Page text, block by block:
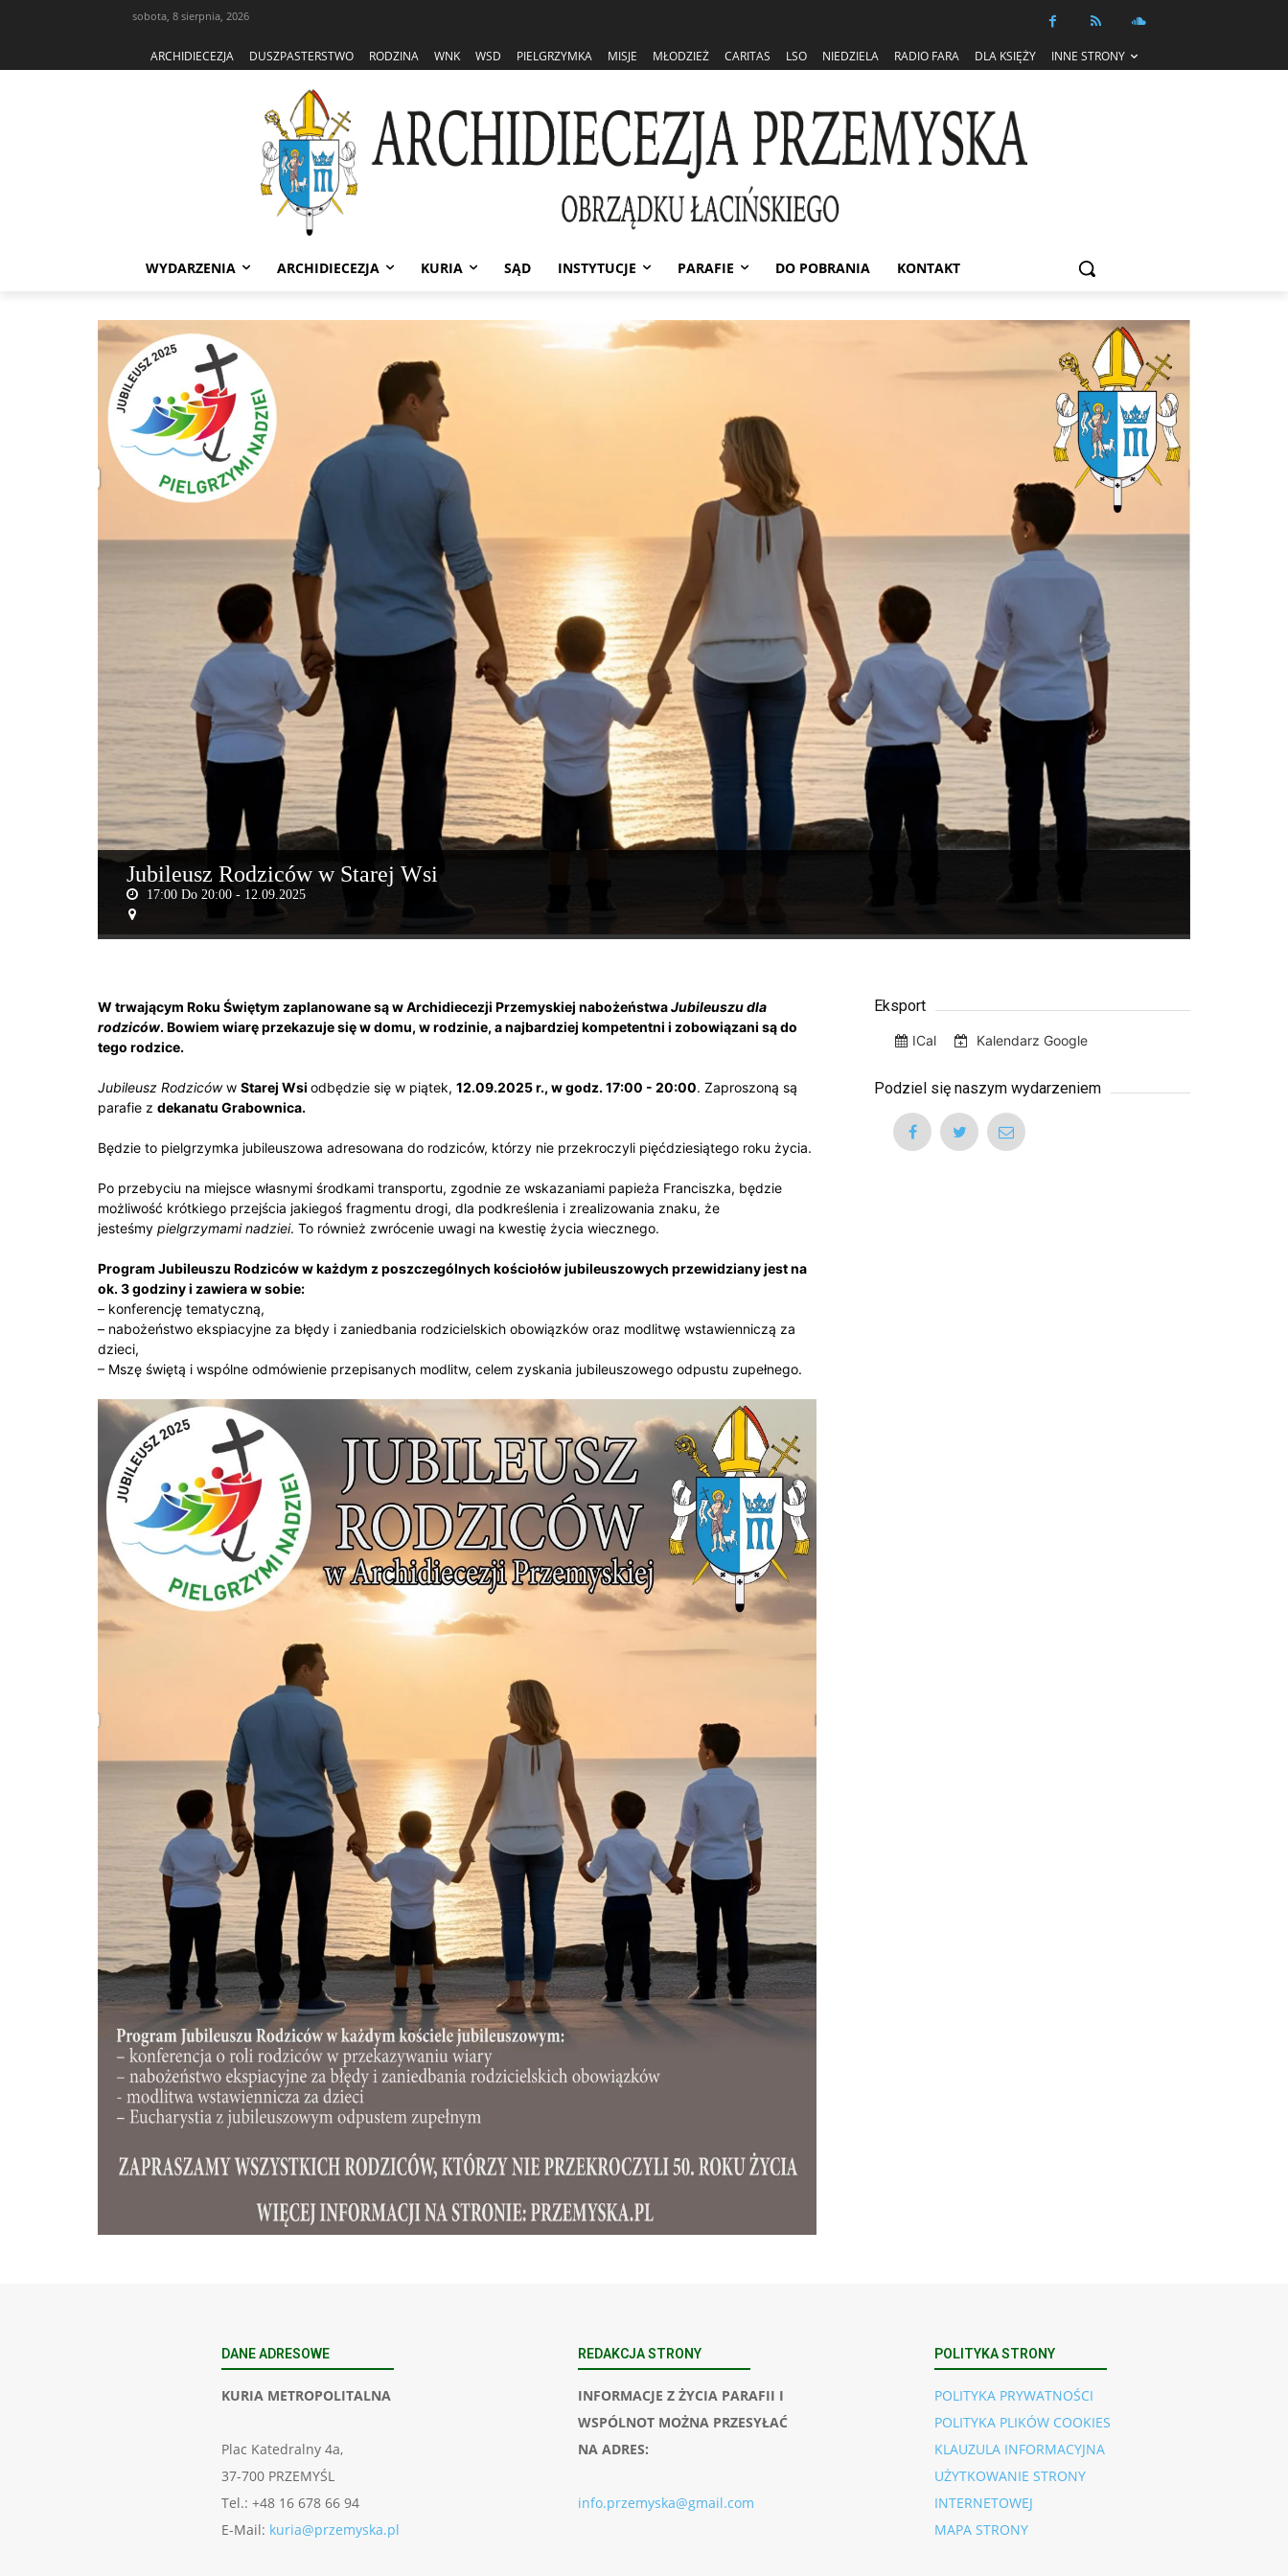
sobota, 8 sierpnia, 2026
ARCHIDIECEZJA DUSZPASTERSTWO RODZINA WNK WSD PIELGRZYMKA MISJE MŁODZIEŻ CARITAS LSO NIEDZIELA RADIO FARA DLA KSIĘŻY INNE STRONY
WYDARZENIA ARCHIDIECEZJA KURIA SĄD INSTYTUCJE PARAFIE DO POBRANIA KONTAKT
Jubileusz Rodziców w Starej Wsi
17:00 Do 20:00 - 12.09.2025
W trwającym Roku Świętym zaplanowane są w Archidiecezji Przemyskiej nabożeństwaJubileuszu dla
rodziców. Bowiem wiarę przekazuje się w domu, w rodzinie, a najbardziej kompetentni i zobowiązani są do
tego rodzice.
Jubileusz Rodzicóww Starej Wsi odbędzie się w piątek, 12.09.2025 r., w godz. 17:00 - 20:00. Zaproszoną są
parafie z dekanatu Grabownica.
Będzie to pielgrzymka jubileuszowa adresowana do rodziców, którzy nie przekroczyli pięćdziesiątego roku życia.
Po przebyciu na miejsce własnymi środkami transportu, zgodnie ze wskazaniami papieża Franciszka, będzie
możliwość krótkiego przejścia jakiegoś fragmentu drogi, dla podkreślenia i zrealizowania znaku, że
jesteśmy pielgrzymami nadziei. To również zwrócenie uwagi na kwestię życia wiecznego.
Program Jubileuszu Rodziców w każdym z poszczególnych kościołów jubileuszowych przewidziany jest na
ok. 3 godziny i zawiera w sobie:
– konferencję tematyczną,
– nabożeństwo ekspiacyjne za błędy i zaniedbania rodzicielskich obowiązków oraz modlitwę wstawienniczą za
dzieci,
– Mszę świętą i wspólne odmówienie przepisanych modlitw, celem zyskania jubileuszowego odpustu zupełnego.
Eksport
ICal Kalendarz Google
Podziel się naszym wydarzeniem
DANE ADRESOWE
KURIA METROPOLITALNA
Plac Katedralny 4a,
37-700 PRZEMYŚL
Tel.: +48 16 678 66 94
E-Mail: kuria@przemyska.pl
REDAKCJA STRONY
INFORMACJE Z ŻYCIA PARAFII I
WSPÓLNOT MOŻNA PRZESYŁAĆ
NA ADRES:
info.przemyska@gmail.com
POLITYKA STRONY
POLITYKA PRYWATNOŚCI
POLITYKA PLIKÓW COOKIES
KLAUZULA INFORMACYJNA
UŻYTKOWANIE STRONY
INTERNETOWEJ
MAPA STRONY